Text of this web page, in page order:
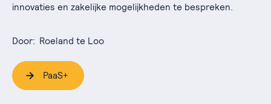
innovaties en zakelijke mogelijkheden te bespreken.
Door: Roeland te Loo
PaaS+